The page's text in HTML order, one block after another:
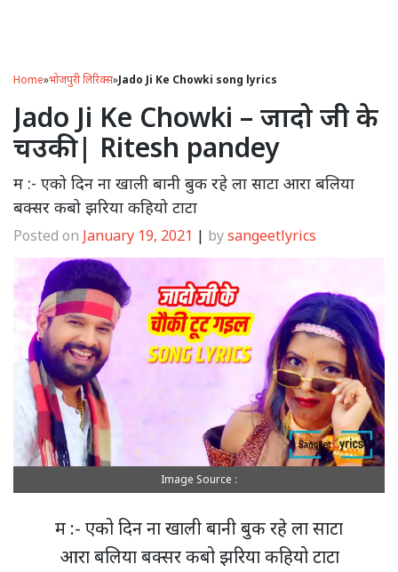
Home»भोजपुरी लिरिक्स»Jado Ji Ke Chowki song lyrics
Jado Ji Ke Chowki – जादो जी के
चउकी | Ritesh pandey
म :- एको दिन ना खाली बानी बुक रहे ला साटा आरा बलिया
बक्सर कबो झरिया कहियो टाटा
Posted on January 19, 2021 | bysangeetlyrics
Image Source :
म :- एको दिन ना खाली बानी बुक रहे ला साटा
आरा बलिया बक्सर कबो झरिया कहियो टाटा